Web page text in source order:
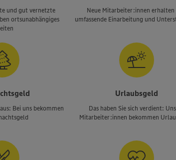
und gut vernetzte
ortsunabhängiges
Neue Mitarbeiter:innen erhalten
umfassende Einarbeitung und
Bei uns bekommen
Urlaubsgeld
Das haben Sie sich verdient:
Mitarbeiter:innen bekommen